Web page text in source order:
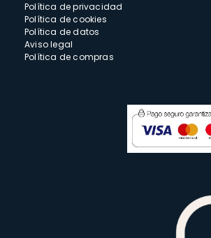
Política de privacidad
Política de cookies
Política de datos
Aviso legal
Política de compras